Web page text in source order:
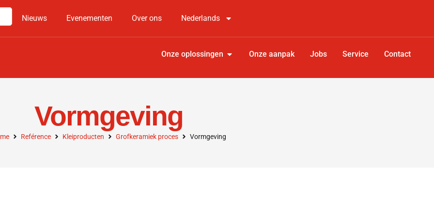
Nieuws Evenementen Over ons Nederlands
Onze oplossingen Onze aanpak Jobs Service Contact
Vormgeving
Reférence Kleiproducten Grofkeramiek proces Vormgeving